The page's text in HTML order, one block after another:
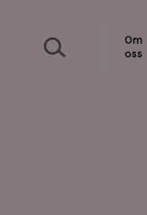
Sök
Om
oss